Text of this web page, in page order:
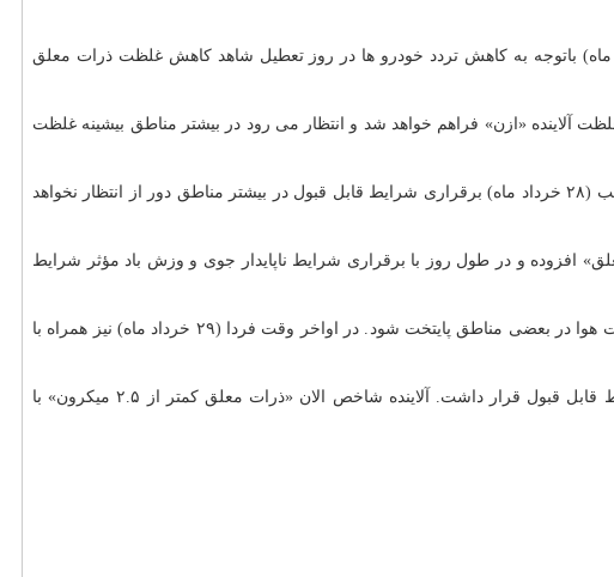
حاصل از پیش بینی های انجام شده در شرکت کنترل کیفیت هوا، بامداد امروز (۲۸ خرداد ماه) باتوجه به کاهش تردد خودرو ها در روز تعطیل شاهد کاهش غلظت ذرات معلق
آلاینده «ازن» فراهم خواهد شد و انتظار می رود در بیشتر مناطق بیشینه غلظت
به دلیل افزایش ترافیک شبانگاهی احتمال می رود تا حدودی بر غلظت ذرات معلق افزوده شود، بااین حال با وزش باد در ساعات پایانی امشب (۲۸ خرداد ماه) برقراری شرایط قابل قبول در بیشتر مناطق دور از انتظار نخواهد
«ذرات معلق» افزوده و در طول روز با برقراری شرایط ناپایدار جوی و وزش باد مؤثر شرایط
هر چند باتوجه به افزایش دما و فراهم بودن عوامل کافی جهت تولید آلاینده ازن احتمال می رود افزایش غلظت این آلاینده سبب کاهش کیفیت هوا در بعضی مناطق پایتخت شود. در اواخر وقت فردا (۲۹ خرداد ماه) نیز همراه با
بر اساس اعلام شرکت کنترل کیفیت هوای تهران، آلاینده شاخص طی ۲۴ ساعت گذشته «ازن» با میانگین ۹۱ بود و هوای پایتخت در شرایط قابل قبول قرار داشت. آلاینده شاخص الان «ذرات معلق کمتر از ۲.۵ میکرون» با